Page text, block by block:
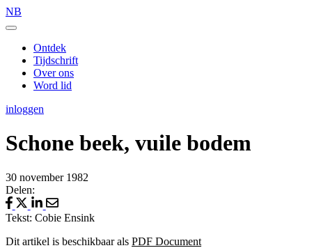
NB
Ontdek
Tijdschrift
Over ons
Word lid
inloggen
Schone beek, vuile bodem
30 november 1982
Delen:
Tekst: Cobie Ensink
Dit artikel is beschikbaar als PDF Document